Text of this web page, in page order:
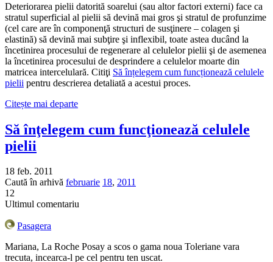
Deteriorarea pielii datorită soarelui (sau altor factori externi) face ca
stratul superficial al pielii să devină mai gros şi stratul de profunzime
(cel care are în componenţă structuri de susţinere – colagen şi
elastină) să devină mai subţire şi inflexibil, toate astea ducând la
încetinirea procesului de regenerare al celulelor pielii şi de asemenea
la încetinirea procesului de desprindere a celulelor moarte din
matricea intercelulară. Citiţi Să înțelegem cum funcționează celulele
pielii pentru descrierea detaliată a acestui proces.
Citește mai departe
Să înţelegem cum funcţionează celulele
pielii
18 feb. 2011
Caută în arhivă februarie 18, 2011
12
Ultimul comentariu
Pasagera
Mariana, La Roche Posay a scos o gama noua Toleriane vara
trecuta, incearca-l pe cel pentru ten uscat.